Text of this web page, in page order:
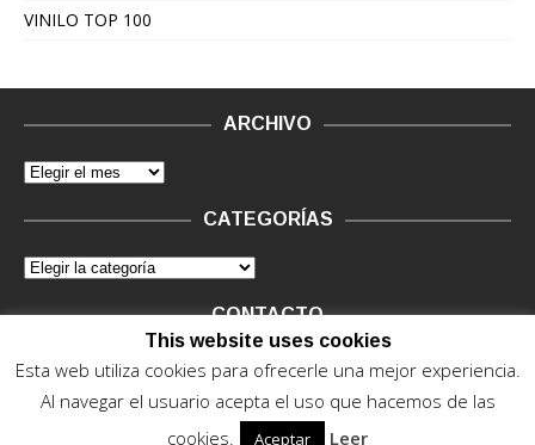
VINILO TOP 100
ARCHIVO
CATEGORÍAS
CONTACTO
Vinilo Negro.Consultas de anunciantes y Legal, en vinilo at
This website uses cookies
Esta web utiliza cookies para ofrecerle una mejor experiencia.
Al navegar el usuario acepta el uso que hacemos de las
cookies.
Aceptar Leer